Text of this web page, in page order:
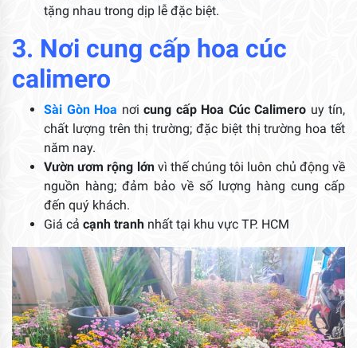
tặng nhau trong dịp lễ đặc biệt.
3. Nơi cung cấp hoa cúc
calimero
Sài Gòn Hoa nơi cung cấp Hoa Cúc Calimero uy tín,
chất lượng trên thị trường; đặc biệt thị trường hoa tết
năm nay.
Vườn ươm rộng lớn vì thế chúng tôi luôn chủ động về
nguồn hàng; đảm bảo về số lượng hàng cung cấp
đến quý khách.
Giá cả cạnh tranh nhất tại khu vực TP. HCM